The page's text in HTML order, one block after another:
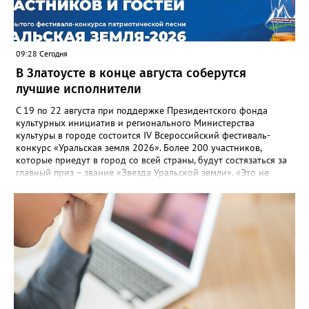
оперативно делиться информацией со всеми
заинтересованными – от поставщика тепла до конечных
потребителей.
09:28 Сегодня
В Златоусте в конце августа соберутся
лучшие исполнители
С 19 по 22 августа при поддержке Президентского фонда
культурных инициатив и регионального Министерства
культуры в городе состоится IV Всероссийский фестиваль-
конкурс «Уральская земля 2026». Более 200 участников,
которые приедут в город со всей страны, будут состязаться за
главный приз – звание «Звезда Уральской земли». «Это не
прослушивания участников, мастер-классы от ведущих
наставников, выступления победителей прошлых лет и
приглашённых артистов», - сообщает оргкомитет. Вход на все
фестивальные мероприятия будет свободным. В 2025 году в
фестивале участвовали 26 финалистов из городов
Челябинской, Свердловской, Курганской, Оренбургской
областей, Ханты-Мансийского автономного округа и
Республики Башкортостан. Приглашённой звездой стал
идейный вдохновитель, организатор фестиваля, эстрадный